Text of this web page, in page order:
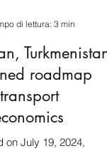
di lettura: 3 min
Turkmenistan
roadmap